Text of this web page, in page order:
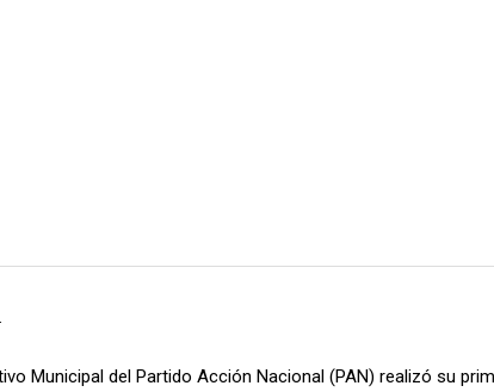
Municipal del Partido Acción Nacional (PAN) realizó su